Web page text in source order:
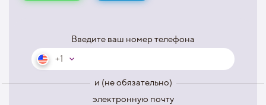
Введите ваш номер телефона
+1
и (не обязательно)
электронную почту